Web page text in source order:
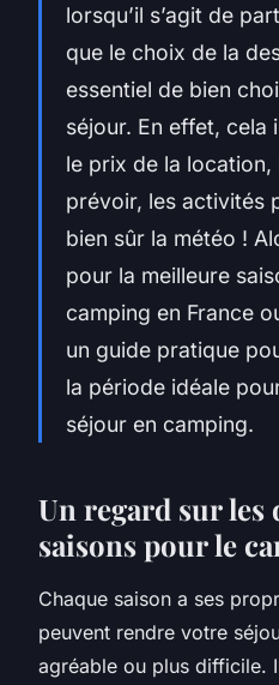
lorsqu’il s’agit de
que le choix de la
essentiel de bien
séjour. En effet, cela
le prix de la
prévoir, les activités
bien sûr la météo !
pour la meilleure
camping en France
un guide pratique
la période idéale
séjour en camping.
Un regard sur les
saisons pour le
Chaque saison a ses
peuvent rendre votre
agréable ou plus difficile.